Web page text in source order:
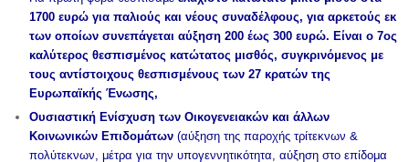
1700 ευρώ για παλιούς και νέους συναδέλφους, για αρκετούς εκ
των οποίων συνεπάγεται αύξηση 200 έως 300 ευρώ. Είναι ο 7ος
καλύτερος θεσπισμένος κατώτατος μισθός, συγκρινόμενος με
τους αντίστοιχους θεσπισμένους των 27 κρατών της
Ευρωπαϊκής Ένωσης,
Ουσιαστική Ενίσχυση των Οικογενειακών και άλλων
Κοινωνικών Επιδομάτων (αύξηση της παροχής τρίτεκνων &
πολύτεκνων, μέτρα για την υπογεννητικότητα, αύξηση στο επίδομα